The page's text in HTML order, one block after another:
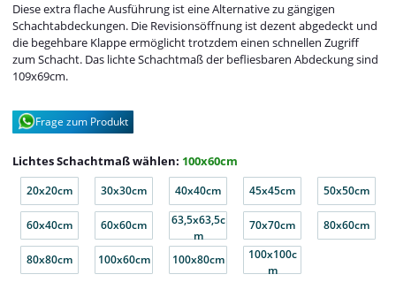
Diese extra flache Ausführung ist eine Alternative zu gängigen
Schachtabdeckungen. Die Revisionsöffnung ist dezent abgedeckt und
die begehbare Klappe ermöglicht trotzdem einen schnellen Zugriff
zum Schacht. Das lichte Schachtmaß der befliesbaren Abdeckung sind
109x69cm.
Frage zum Produkt
Lichtes Schachtmaß wählen: 100x60cm
20x20cm
20x20cm 30x30cm
30x30cm 40x40cm
40x40cm 45x45cm
45x45cm 50x50cm
50x50cm
60x40cm
60x40cm 60x60cm
60x60cm
63,5x63,5c
m63,5x63,5cm70x70cm
70x70cm 80x60cm
80x60cm
80x80cm
80x80cm 100x60cm
100x60cm 100x80cm
100x80cm
100x100c
m100x100cm